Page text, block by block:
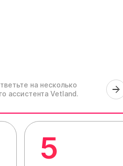
на несколько
ассистента Vetland.
5